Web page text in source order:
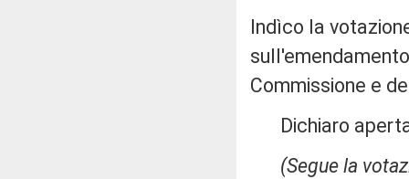
Indìco la
Commissione e
Dichiaro
(Segue la